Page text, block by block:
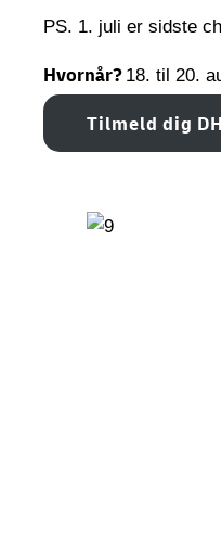
PS. 1. juli er sidste
Hvornår? 18. til 20.
Tilmeld dig